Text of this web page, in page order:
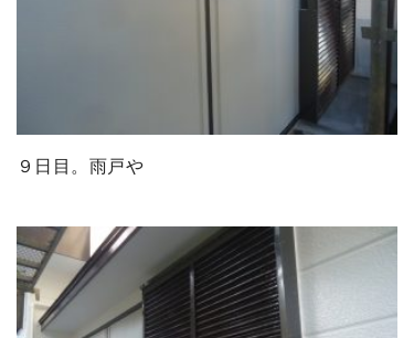
９日目。雨戸や